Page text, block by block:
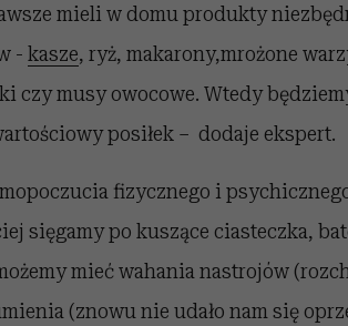
mieli w domu produkty
- kasze, ryż, makarony,mrożone
czy musy owocowe. Wtedy
posiłek – dodaje ekspert.
fizycznego i
sięgamy po kuszące ciasteczka,
mieć wahania nastrojów
(znowu nie udało nam się